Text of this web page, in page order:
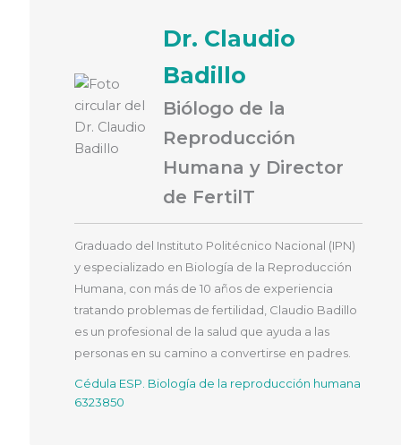
Dr. Claudio
Badillo
Biólogo de la
Reproducción
Humana y Director
de FertilT
Graduado del Instituto Politécnico Nacional (IPN)
y especializado en Biología de la Reproducción
Humana, con más de 10 años de experiencia
tratando problemas de fertilidad, Claudio Badillo
es un profesional de la salud que ayuda a las
personas en su camino a convertirse en padres.
Cédula ESP. Biología de la reproducción humana
6323850